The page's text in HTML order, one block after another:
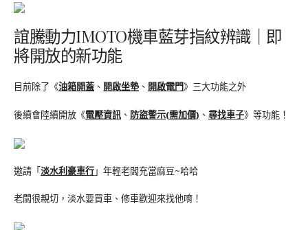
誼騰動力IMOTO機車藍芽指紋辨識｜即
將開放的新功能
目前除了《油箱開蓋 、 開啟坐墊、 開啟電門》三大功能之外
後續會陸續開放《電壓資訊、 防盜警示(需加價) 、 尋找車子》等功能！
邀請「淡水利豪車行」年輕老闆充當麻豆~哈哈
老闆很親切，淡水要買車、修車歡迎來找他唷！